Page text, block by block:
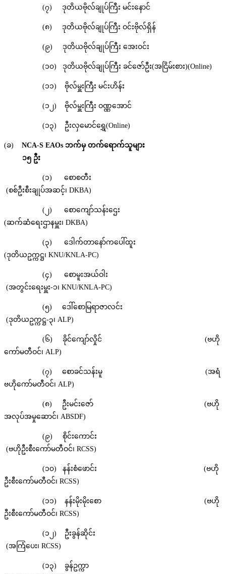
(၇) ဒုတိယဗိုလ်ချုပ်ကြီး မင်းနောင်
(၈) ဒုတိယဗိုလ်ချုပ်ကြီး ဝင်းဗိုလ်ရှိန်
(၉) ဒုတိယဗိုလ်ချုပ်ကြီး အေးဝင်း
(၁၀) ဒုတိယဗိုလ်ချုပ်ကြီး ခင်ဇော်ဦး(အငြိမ်းစား)(Online)
(၁၁) ဗိုလ်မှူးကြီး မင်းဟိန်း
(၁၂) ဗိုလ်မှူးကြီး ဝဏ္ဏအောင်
(၁၃) ဦးလှမောင်ရွှေ(Online)
(ခ) NCA-S EAOs ဘက်မှ တက်ရောက်သူများ
၁၅ ဦး
(၁) စောစတီး
(စစ်ဦးစီးချုပ်အဆင့်၊ DKBA)
(၂) စောကျော်သန်းဌေး
(ဆက်ဆံရေးဌာနမှူး၊ DKBA)
(၃) ဒေါက်တာနော်ကပေါ်ထူး
(ဒုတိယဥက္ကဋ္ဌ၊ KNU/KNLA-PC)
(၄) စောမူးအယ်ဝါး
(အတွင်းရေးမှူး-၁၊ KNU/KNLA-PC)
(၅) ဒေါ်စောမြရာဇာလင်း
(ဒုတိယဥက္ကဋ္ဌ-၃၊ ALP)
(၆) ခိုင်ကျော်လှိုင် (ဗဟို
ကော်မတီဝင်၊ ALP)
(၇) စောခင်သန်းမူ (အရံ
ဗဟိုကော်မတီဝင်၊ ALP)
(၈) ဦးမင်းဇော် (ဗဟို
အလုပ်အမှုဆောင်၊ ABSDF)
(၉) စိုင်းကောင်း
(ဗဟိုဦးစီးကော်မတီဝင်၊ RCSS)
(၁၀) နန်းစံဖောင်း (ဗဟို
ဦးစီးကော်မတီဝင်၊ RCSS)
(၁၁) နန်းမိုးမိုးစော (ဗဟို
ဦးစီးကော်မတီဝင်၊ RCSS)
(၁၂) ဦးခွန်ဆိုင်း
(အကြံပေး၊ RCSS)
(၁၃) ခွန်ဥက္ကာ